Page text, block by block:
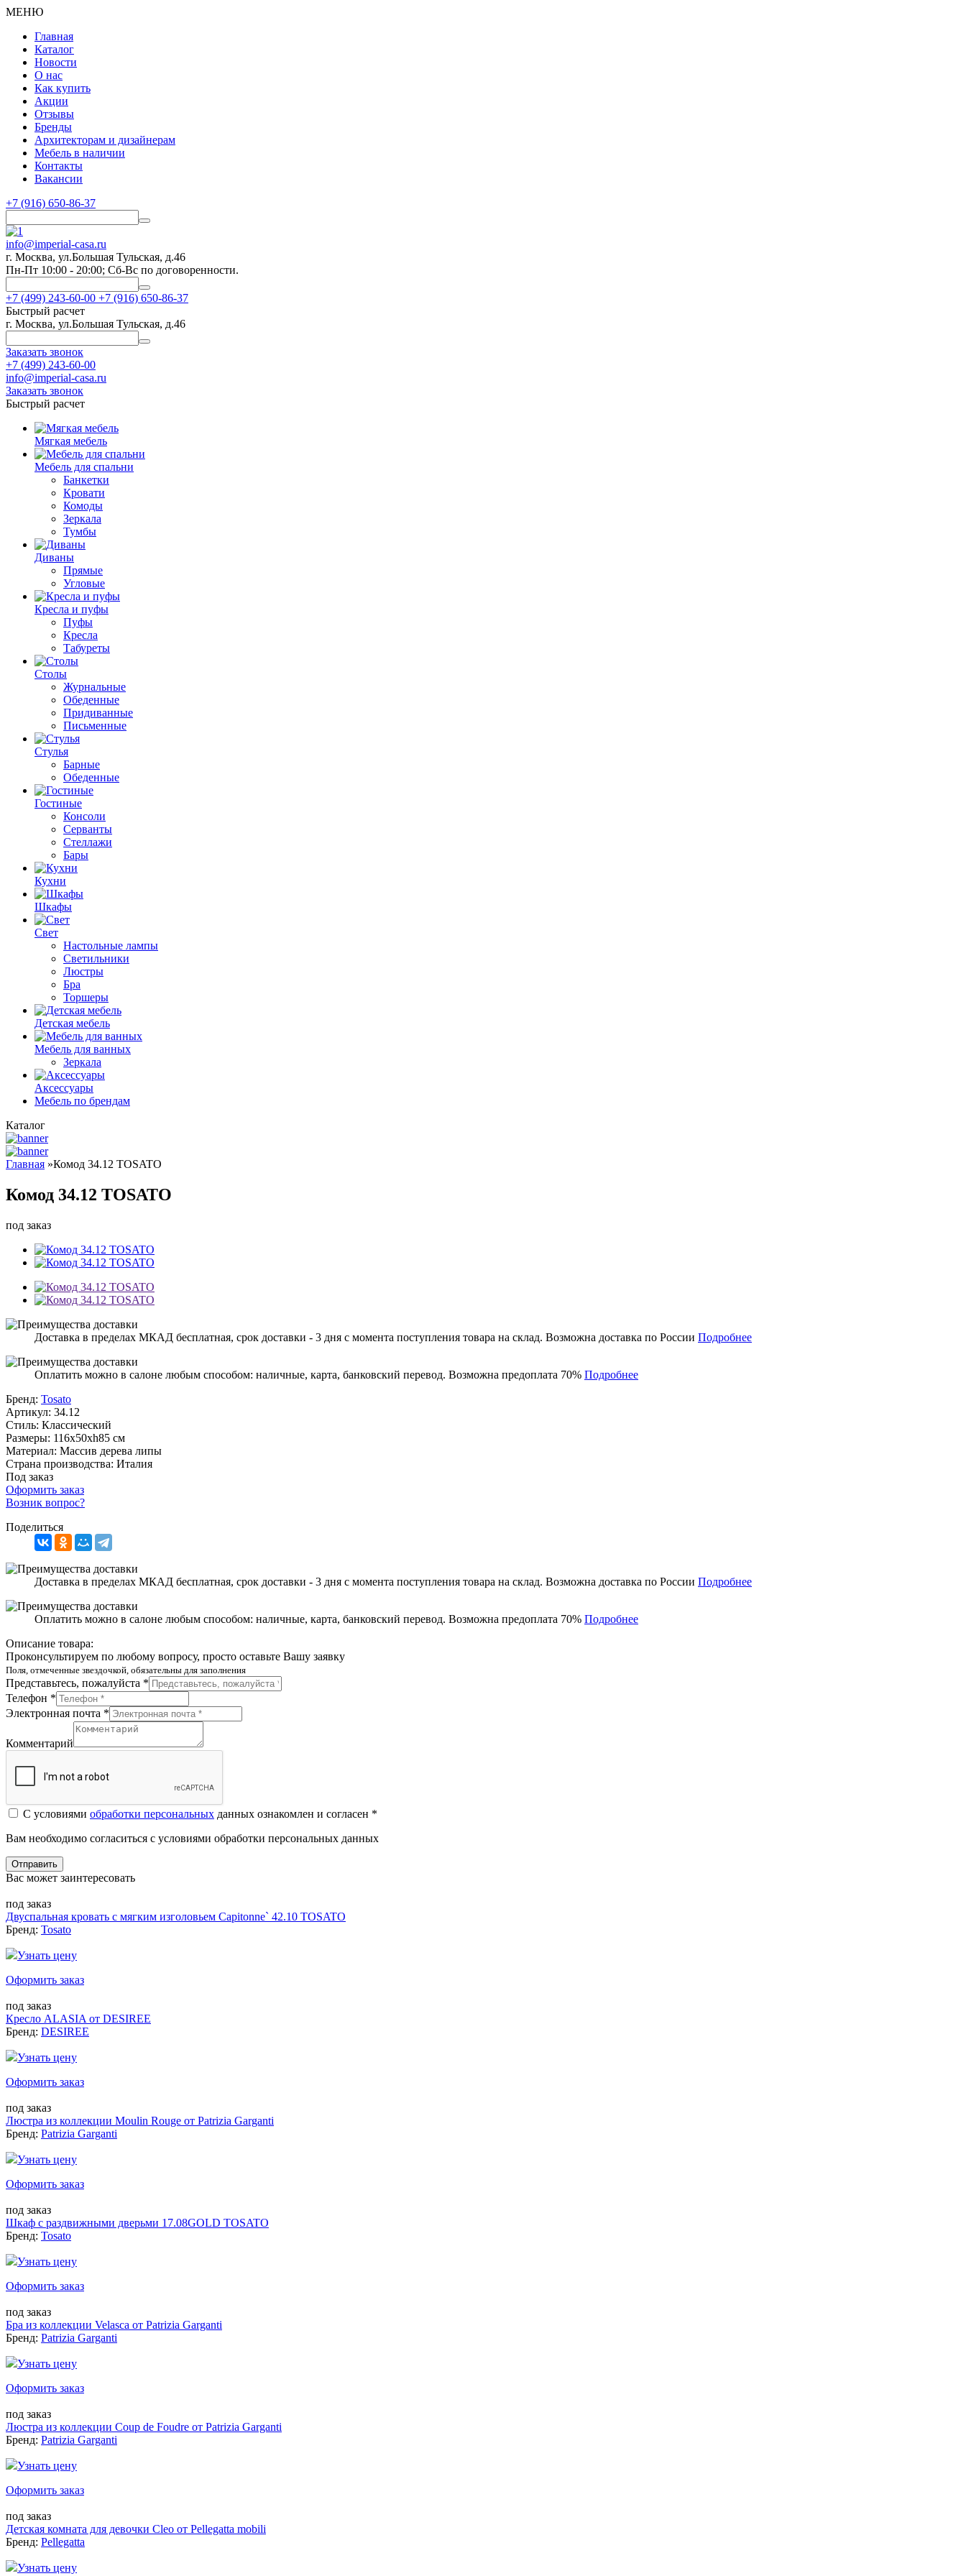
МЕНЮ
Главная
Каталог
Новости
О нас
Как купить
Акции
Отзывы
Бренды
Архитекторам и дизайнерам
Мебель в наличии
Контакты
Вакансии
+7 (916) 650-86-37
info@imperial-casa.ru
г. Москва, ул.Большая Тульская, д.46
Пн-Пт 10:00 - 20:00; Сб-Вс по договоренности.
+7 (499) 243-60-00 +7 (916) 650-86-37
Быстрый расчет
г. Москва, ул.Большая Тульская, д.46
Заказать звонок
+7 (499) 243-60-00
info@imperial-casa.ru
Заказать звонок
Быстрый расчет
Мягкая мебель
Мебель для спальни
Банкетки
Кровати
Комоды
Зеркала
Тумбы
Диваны
Прямые
Угловые
Кресла и пуфы
Пуфы
Кресла
Табуреты
Столы
Журнальные
Обеденные
Придиванные
Письменные
Стулья
Барные
Обеденные
Гостиные
Консоли
Серванты
Стеллажи
Бары
Кухни
Шкафы
Свет
Настольные лампы
Светильники
Люстры
Бра
Торшеры
Детская мебель
Мебель для ванных
Зеркала
Аксессуары
Мебель по брендам
Каталог
Главная »Комод 34.12 TOSATO
Комод 34.12 TOSATO
под заказ
Доставка в пределах МКАД бесплатная, срок доставки - 3 дня с момента поступления товара на склад. Возможна доставка по России Подробнее
Оплатить можно в салоне любым способом: наличные, карта, банковский перевод. Возможна предоплата 70% Подробнее
Бренд: Tosato
Артикул: 34.12
Стиль: Классический
Размеры: 116x50xh85 см
Материал: Массив дерева липы
Страна производства: Италия
Под заказ
Оформить заказ
Возник вопрос?
Поделиться
Доставка в пределах МКАД бесплатная, срок доставки - 3 дня с момента поступления товара на склад. Возможна доставка по России Подробнее
Оплатить можно в салоне любым способом: наличные, карта, банковский перевод. Возможна предоплата 70% Подробнее
Описание товара:
Проконсультируем по любому вопросу, просто оставьте Вашу заявку
Поля, отмеченные звездочкой, обязательны для заполнения
Представьтесь, пожалуйста *
Телефон *
Электронная почта *
Комментарий
С условиями обработки персональных данных ознакомлен и согласен *
Вам необходимо согласиться с условиями обработки персональных данных
Отправить
Вас может заинтересовать
под заказ
Двуспальная кровать с мягким изголовьем Capitonne` 42.10 TOSATO
Бренд: Tosato
Узнать цену
Оформить заказ
под заказ
Кресло ALASIA от DESIREE
Бренд: DESIREE
Узнать цену
Оформить заказ
под заказ
Люстра из коллекции Moulin Rouge от Patrizia Garganti
Бренд: Patrizia Garganti
Узнать цену
Оформить заказ
под заказ
Шкаф с раздвижными дверьми 17.08GOLD TOSATO
Бренд: Tosato
Узнать цену
Оформить заказ
под заказ
Бра из коллекции Velasca от Patrizia Garganti
Бренд: Patrizia Garganti
Узнать цену
Оформить заказ
под заказ
Люстра из коллекции Coup de Foudre от Patrizia Garganti
Бренд: Patrizia Garganti
Узнать цену
Оформить заказ
под заказ
Детская комната для девочки Cleo от Pellegatta mobili
Бренд: Pellegatta
Узнать цену